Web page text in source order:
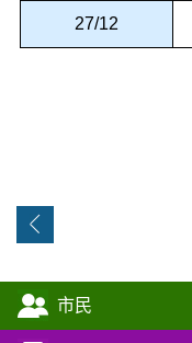
27/12
市民